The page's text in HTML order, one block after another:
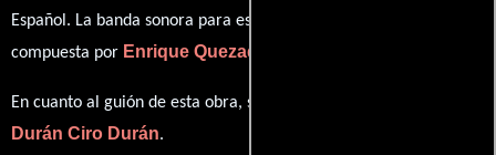
Español . La banda sonora para esta producción ha sido
compuesta por Enrique Quezadas
En cuanto al guión de esta obra, se encuentra a cargo de
Durán Ciro Durán.